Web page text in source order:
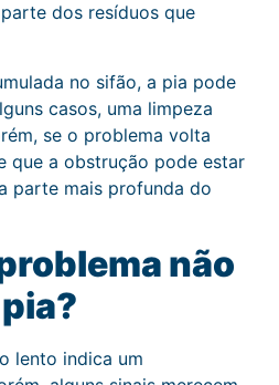
dos resíduos que
no sifão, a pia pode
casos, uma limpeza
se o problema volta
que a obstrução pode estar
parte mais profunda do
não
lento indica um